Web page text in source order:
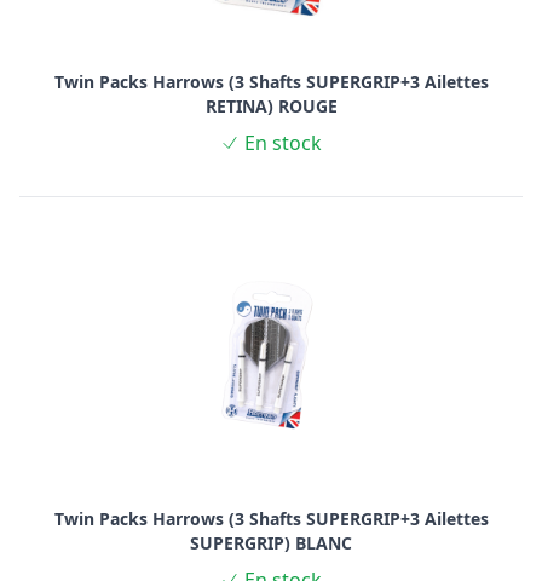
Twin Packs Harrows (3 Shafts SUPERGRIP+3 Ailettes
RETINA) ROUGE
En stock
Twin Packs Harrows (3 Shafts SUPERGRIP+3 Ailettes
SUPERGRIP) BLANC